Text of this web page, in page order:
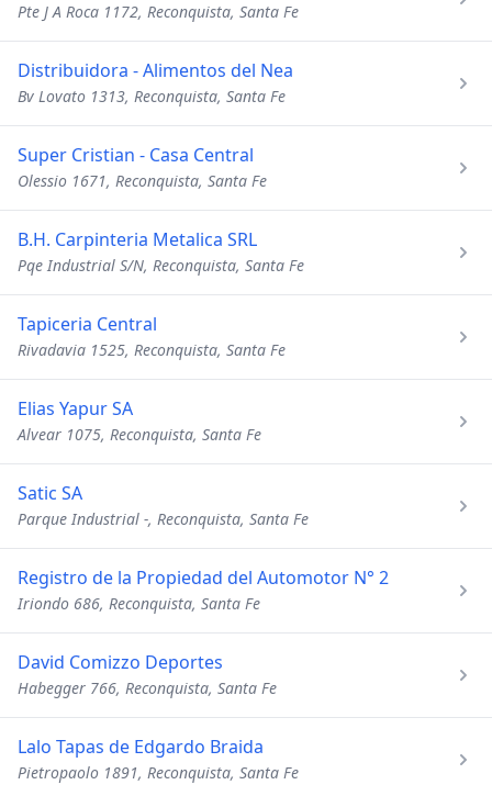
Pte J A Roca 1172, Reconquista, Santa Fe
Distribuidora - Alimentos del Nea
Bv Lovato 1313, Reconquista, Santa Fe
Super Cristian - Casa Central
Olessio 1671, Reconquista, Santa Fe
B.H. Carpinteria Metalica SRL
Pqe Industrial S/N, Reconquista, Santa Fe
Tapiceria Central
Rivadavia 1525, Reconquista, Santa Fe
Elias Yapur SA
Alvear 1075, Reconquista, Santa Fe
Satic SA
Parque Industrial -, Reconquista, Santa Fe
Registro de la Propiedad del Automotor N° 2
Iriondo 686, Reconquista, Santa Fe
David Comizzo Deportes
Habegger 766, Reconquista, Santa Fe
Lalo Tapas de Edgardo Braida
Pietropaolo 1891, Reconquista, Santa Fe